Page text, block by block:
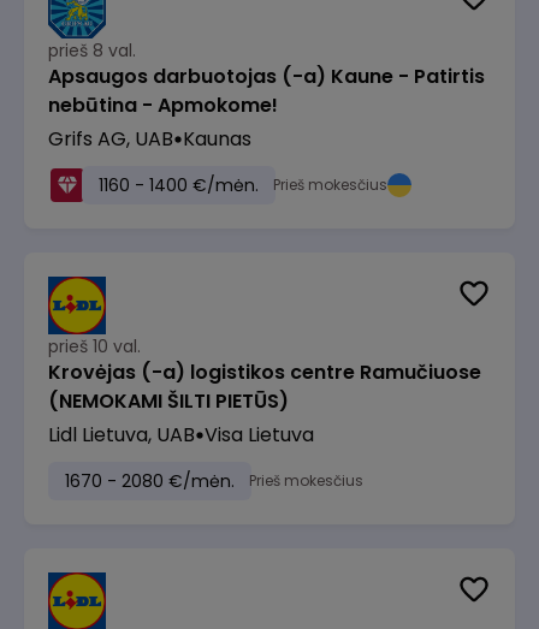
prieš 8 val.
Apsaugos darbuotojas (-a) Kaune - Patirtis
nebūtina - Apmokome!
Grifs AG, UAB Kaunas
1160 - 1400 €/mėn. Prieš mokesčius
prieš 10 val.
Krovėjas (-a) logistikos centre Ramučiuose
(NEMOKAMI ŠILTI PIETŪS)
Lidl Lietuva, UAB Visa Lietuva
1670 - 2080 €/mėn. Prieš mokesčius